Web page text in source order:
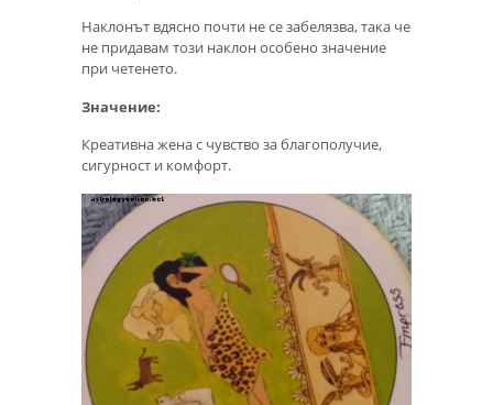
Наклонът вдясно почти не се забелязва, така че
не придавам този наклон особено значение
при четенето.
Значение:
Креативна жена с чувство за благополучие,
сигурност и комфорт.